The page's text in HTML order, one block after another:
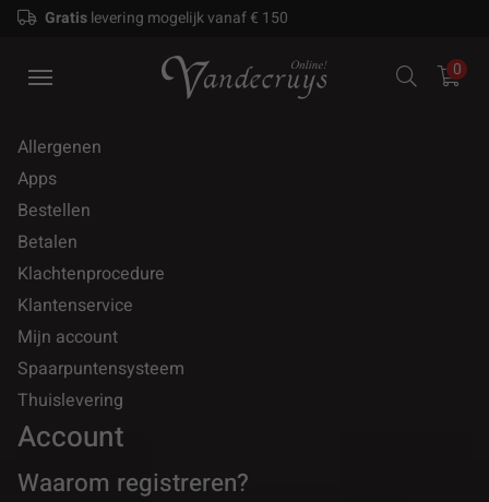
Gratislevering mogelijk vanaf € 150
0
Allergenen
Apps
Bestellen
Betalen
Klachtenprocedure
Klantenservice
Mijn account
Spaarpuntensysteem
Thuislevering
Account
Waarom registreren?